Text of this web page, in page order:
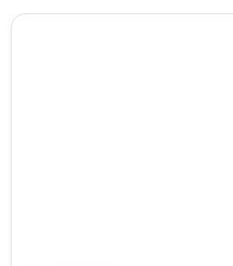
Mais informações sobre Ampla